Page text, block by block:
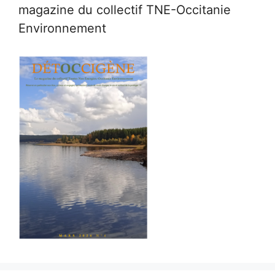
magazine du collectif TNE-Occitanie
Environnement